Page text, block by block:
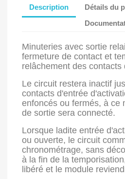
Description
Détails du
Minuteries avec sortie
fermeture de contact et
relâchement des contacts
Le circuit restera inactif
contacts d'entrée
enfoncés ou fermés, à ce
de sortie sera connecté.
Lorsque ladite entrée
ou ouverte, le circuit
chronométrage, sans
à la fin de la
libéré et le module